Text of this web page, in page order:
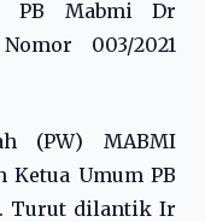
PB Mabmi Dr
003/2021
(PW) MABMI
Umum PB
Turut dilantik Ir